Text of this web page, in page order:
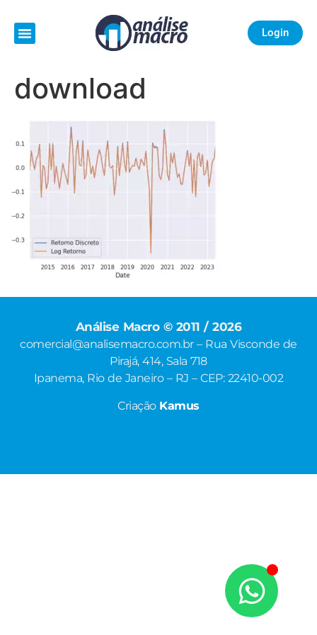
Login
download
Análise Macro © 2011 / 2026
comercial@analisemacro.com.br – Rua Visconde de
Pirajá, 414, Sala 718
Ipanema, Rio de Janeiro – RJ – CEP: 22410-002
Criação Kamus